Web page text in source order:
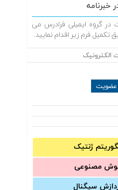
خبرنامه
در گروه ایمیلی فرادرس می
تکمیل فرم زیر اقدام نمایید.
ژنتیک
مصنوعی
سیگنال